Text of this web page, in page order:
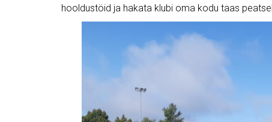
hooldustöid ja hakata klubi oma kodu taas